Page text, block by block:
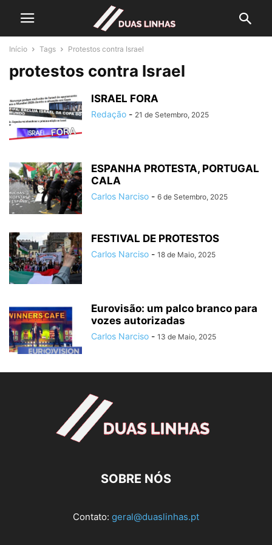
Início Tags Protestos contra Israel
protestos contra Israel
ISRAEL FORA
Redação - 21 de Setembro, 2025
ESPANHA PROTESTA, PORTUGAL
CALA
Carlos Narciso - 6 de Setembro, 2025
FESTIVAL DE PROTESTOS
Carlos Narciso - 18 de Maio, 2025
Eurovisão: um palco branco para
vozes autorizadas
Carlos Narciso - 13 de Maio, 2025
SOBRE NÓS
Contato: geral@duaslinhas.pt